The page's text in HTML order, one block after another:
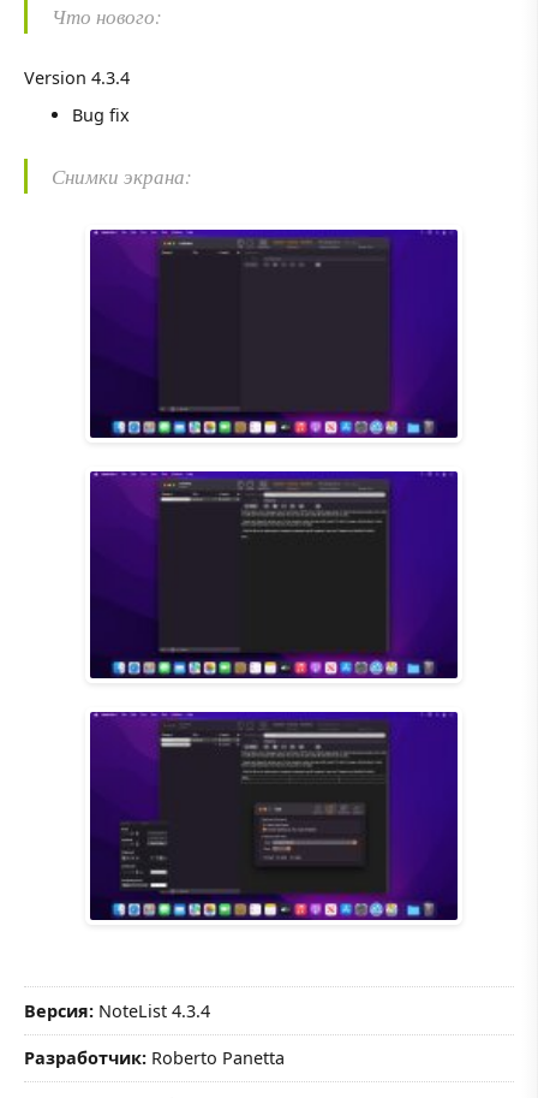
Что нового:
Version 4.3.4
Bug fix
Снимки экрана:
Версия: NoteList 4.3.4
Разработчик: Roberto Panetta